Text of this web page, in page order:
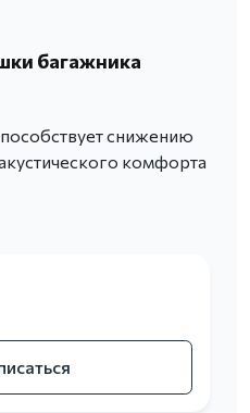
багажника
снижению
комфорта